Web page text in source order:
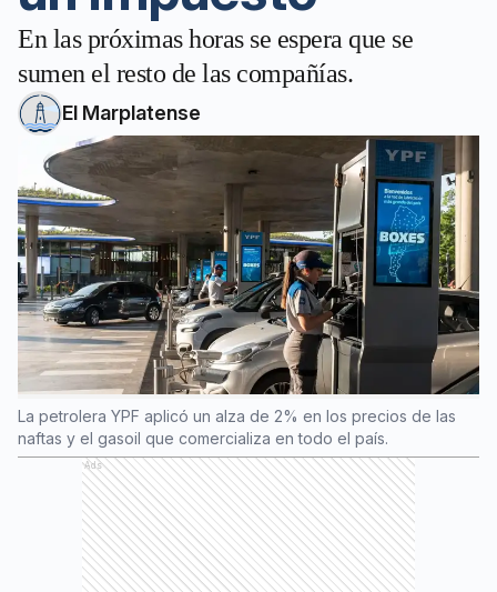
En las próximas horas se espera que se
sumen el resto de las compañías.
El Marplatense
La petrolera YPF aplicó un alza de 2% en los precios de las
naftas y el gasoil que comercializa en todo el país.
Ads